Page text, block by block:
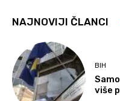
NAJNOVIJI ČLANCI
BIH
više